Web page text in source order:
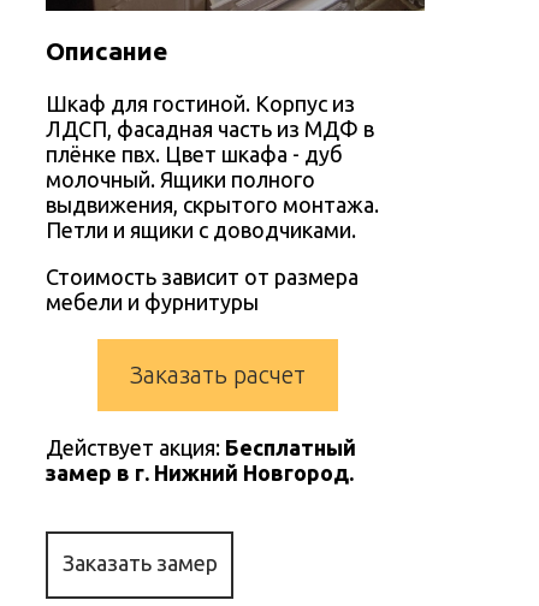
Описание
Шкаф для гостиной. Корпус из
ЛДСП, фасадная часть из МДФ в
плёнке пвх. Цвет шкафа - дуб
молочный. Ящики полного
выдвижения, скрытого монтажа.
Петли и ящики с доводчиками.
Стоимость зависит от размера
мебели и фурнитуры
Заказать расчет
Действует акция: Бесплатный
замер в г. Нижний Новгород.
Заказать замер